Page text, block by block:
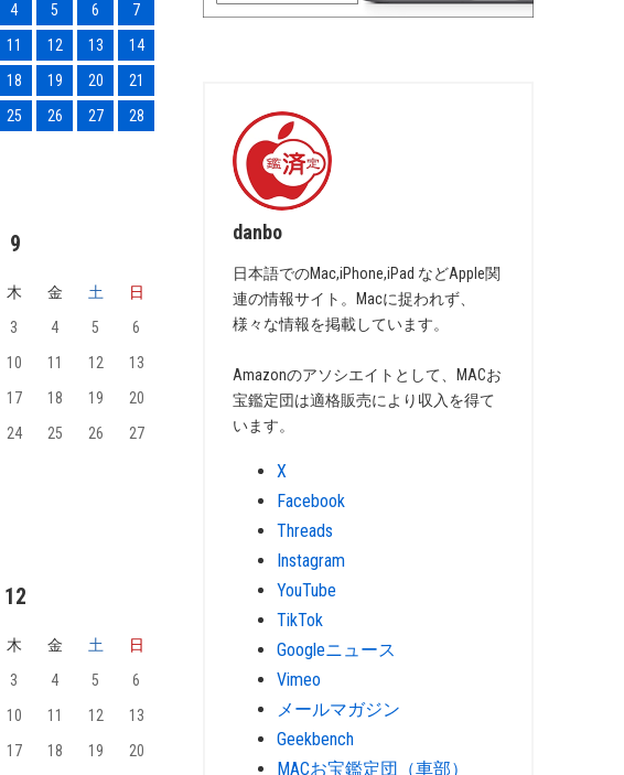
4 5 6
7
11 12 13
14
18 19 20
21
25 26 27
28
9
木 金 土
日
3 4 5
6
10 11 12
13
17 18 19
20
24 25 26
27
12
木 金 土
日
3 4 5
6
10 11 12
13
17 18 19 20
danbo
日本語でのMac,iPhone,iPad などApple関
連の情報サイト。Macに捉われず、
様々な情報を掲載しています。
Amazonのアソシエイトとして、MACお
宝鑑定団は適格販売により収入を得て
います。
X
Facebook
Threads
Instagram
YouTube
TikTok
Googleニュース
Vimeo
メールマガジン
Geekbench
MACお宝鑑定団（車部）